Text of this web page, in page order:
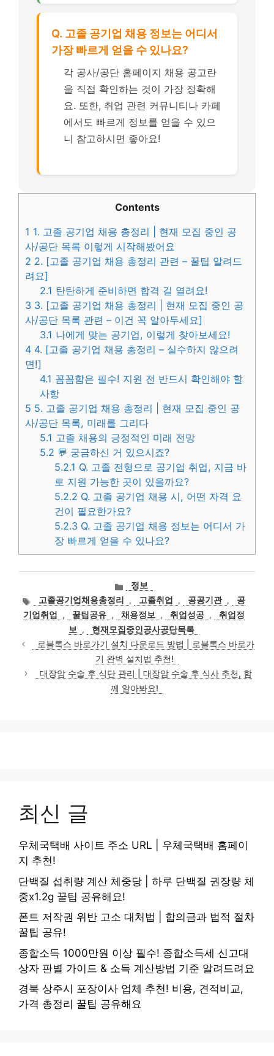
Q. 고졸 공기업 채용 정보는 어디서
가장 빠르게 얻을 수 있나요?
각 공사/공단 홈페이지 채용 공고란
을 직접 확인하는 것이 가장 정확해
요. 또한, 취업 관련 커뮤니티나 카페
에서도 빠르게 정보를 얻을 수 있으
니 참고하시면 좋아요!
Contents
1 1. 고졸 공기업 채용 총정리 | 현재 모집 중인 공
사/공단 목록 이렇게 시작해봤어요
2 2. [고졸 공기업 채용 총정리 관련 – 꿀팁 알려드
려요]
2.1 탄탄하게 준비하면 합격 길 열려요!
3 3. [고졸 공기업 채용 총정리 | 현재 모집 중인 공
사/공단 목록 관련 – 이건 꼭 알아두세요]
3.1 나에게 맞는 공기업, 이렇게 찾아보세요!
4 4. [고졸 공기업 채용 총정리 – 실수하지 않으려
면!]
4.1 꼼꼼함은 필수! 지원 전 반드시 확인해야 할
사항
5 5. 고졸 공기업 채용 총정리 | 현재 모집 중인 공
사/공단 목록, 미래를 그리다
5.1 고졸 채용의 긍정적인 미래 전망
5.2 💬 궁금하신 거 있으시죠?
5.2.1 Q. 고졸 전형으로 공기업 취업, 지금 바
로 지원 가능한 곳이 있을까요?
5.2.2 Q. 고졸 공기업 채용 시, 어떤 자격 요
건이 필요한가요?
5.2.3 Q. 고졸 공기업 채용 정보는 어디서 가
장 빠르게 얻을 수 있나요?
카
고
리
정보
태
그
고졸공기업채용총정리 , 고졸취업 , 공공기관 ,
공
기업취업
, 꿀팁공유 , 채용정보 , 취업성공 ,
취업정
보
,
현재모집중인공사공단목록
로블록스 바로가기 설치 다운로드 방법 | 로블록스 바로가
기 완벽 설치법 추천!
대장암 수술 후 식단 관리 | 대장암 수술 후 식사 추천, 함
께 알아봐요!
최신 글
우체국택배 사이트 주소 URL | 우체국택배 홈페이
지 추천!
단백질 섭취량 계산 체중당 | 하루 단백질 권장량 체
중x1.2g 꿀팁 공유해요!
폰트 저작권 위반 고소 대처법 | 합의금과 법적 절차
꿀팁 공유!
종합소득 1000만원 이상 필수! 종합소득세 신고대
상자 판별 가이드 & 소득 계산방법 기준 알려드려요
경북 상주시 포장이사 업체 추천! 비용, 견적비교,
가격 총정리 꿀팁 공유해요